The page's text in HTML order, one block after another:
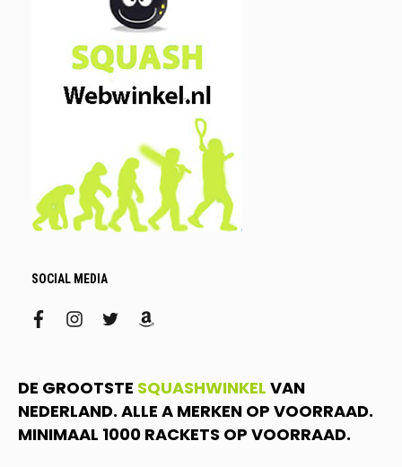
SOCIAL MEDIA
facebookinstagram
twitteramazon
DE GROOTSTE SQUASHWINKEL VAN
NEDERLAND. ALLE A MERKEN OP VOORRAAD.
MINIMAAL 1000 RACKETS OP VOORRAAD.